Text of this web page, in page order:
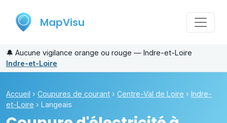
MapVisu
🔔 Aucune vigilance orange ou rouge — Indre-et-Loire
Indre-et-Loire
Accueil › Coupures de courant › Centre-Val de Loire › Indre-
et-Loire › Langeais